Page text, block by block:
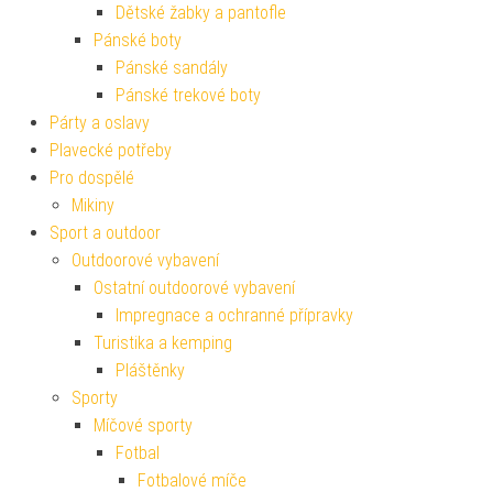
Dětské žabky a pantofle
Pánské boty
Pánské sandály
Pánské trekové boty
Párty a oslavy
Plavecké potřeby
Pro dospělé
Mikiny
Sport a outdoor
Outdoorové vybavení
Ostatní outdoorové vybavení
Impregnace a ochranné přípravky
Turistika a kemping
Pláštěnky
Sporty
Míčové sporty
Fotbal
Fotbalové míče